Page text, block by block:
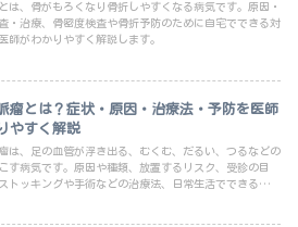
は、骨がもろくなり骨折しやすくなる病気です。原因・
・治療、骨密度検査や骨折予防のために自宅でできる対
師がわかりやすく解説します。
瘤とは？症状・原因・治療法・予防を医師
やすく解説
は、足の血管が浮き出る、むくむ、だるい、つるなどの
す病気です。原因や種類、放置するリスク、受診の目
トッキングや手術などの治療法、日常生活でできる予防